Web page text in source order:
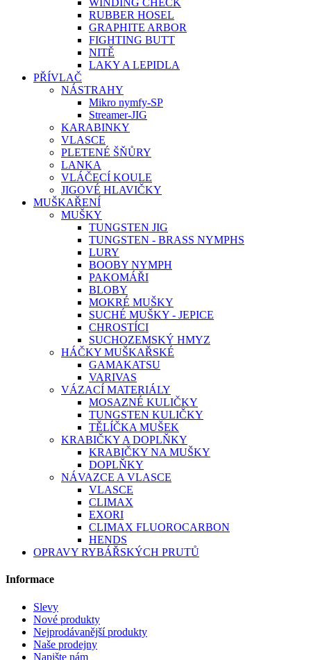
WINDING CHECK
RUBBER HOSEL
GRAPHITE ARBOR
FIGHTING BUTT
NITĚ
LAKY A LEPIDLA
PŘÍVLAČ
NÁSTRAHY
Mikro nymfy-SP
Streamer-JIG
KARABINKY
VLASCE
PLETENÉ ŠŇŮRY
LANKA
VLÁČECÍ KOULE
JIGOVÉ HLAVIČKY
MUŠKAŘENÍ
MUŠKY
TUNGSTEN JIG
TUNGSTEN - BRASS NYMPHS
LURY
BOOBY NYMPH
PAKOMÁŘI
BLOBY
MOKRÉ MUŠKY
SUCHÉ MUŠKY - JEPICE
CHROSTÍCI
SUCHOZEMSKÝ HMYZ
HÁČKY MUŠKAŘSKÉ
GAMAKATSU
VARIVAS
VÁZACÍ MATERIÁLY
MOSAZNÉ KULIČKY
TUNGSTEN KULIČKY
TĚLÍČKA MUŠEK
KRABIČKY A DOPLŇKY
KRABIČKY NA MUŠKY
DOPLŇKY
NÁVAZCE A VLASCE
VLASCE
CLIMAX
EXORI
CLIMAX FLUOROCARBON
HENDS
OPRAVY RYBÁŘSKÝCH PRUTŮ
Informace
Slevy
Nové produkty
Nejprodávanější produkty
Naše prodejny
Napište nám